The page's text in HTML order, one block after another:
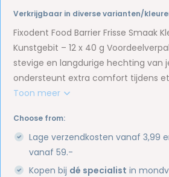
Verkrijgbaar in diverse varianten/
Fixodent Food Barrier Frisse Smaak
Kunstgebit – 12 x 40 g
stevige en langdurige hechting van
ondersteunt extra comfort tijdens
Toon meer
Choose from:
Lage verzendkosten vanaf 3,99
vanaf 59.-
Kopen bij dé specialist in